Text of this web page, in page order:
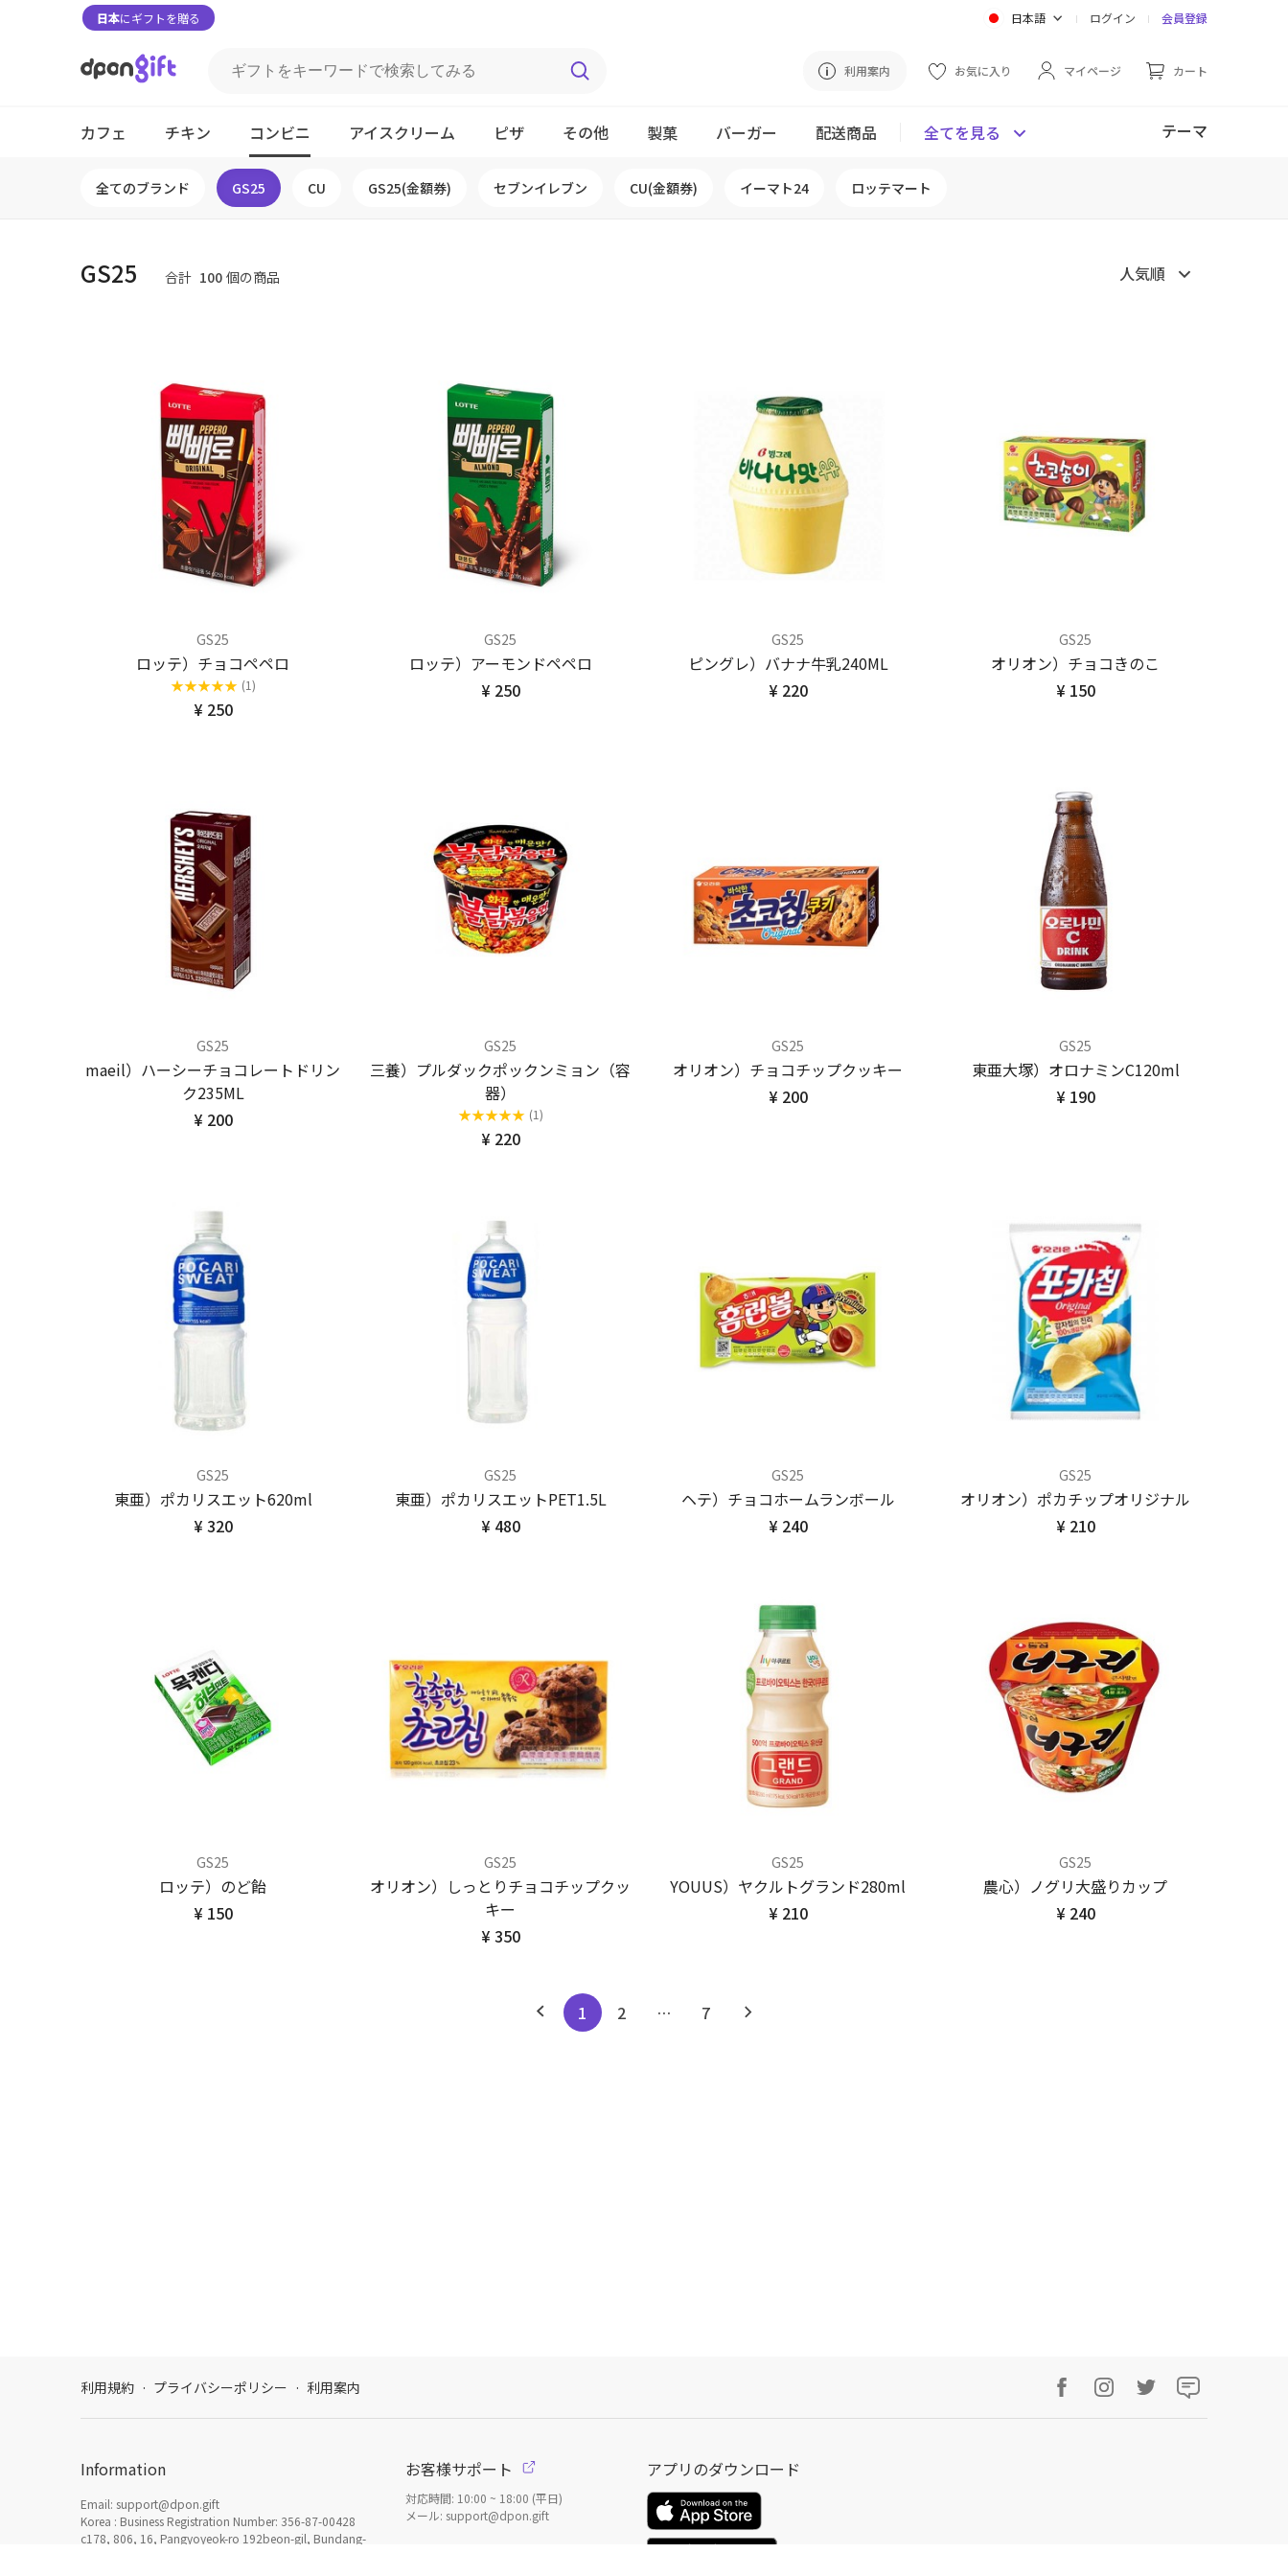
日本にギフトを贈る 日本語 ログイン 会員登録
利用案内 お気に入り マイページ カート
カフェ チキン コンビニ アイスクリーム ピザ その他 製菓 バーガー 配送商品 全てを見る テーマ
全てのブランド GS25 CU GS25(金額券) セブンイレブン CU(金額券) イーマト24 ロッテマート
GS25 合計 100 個の商品 人気順
GS25
ロッテ）チョコペペロ
★★★★★ (1)
¥ 250
GS25
ロッテ）アーモンドペペロ
¥ 250
GS25
ピングレ）バナナ牛乳240ML
¥ 220
GS25
オリオン）チョコきのこ
¥ 150
GS25
maeil）ハーシーチョコレートドリン
ク235ML
¥ 200
GS25
三養）プルダックポックンミョン（容
器）
★★★★★ (1)
¥ 220
GS25
オリオン）チョコチップクッキー
¥ 200
GS25
東亜大塚）オロナミンC120ml
¥ 190
GS25
東亜）ポカリスエット620ml
¥ 320
GS25
東亜）ポカリスエットPET1.5L
¥ 480
GS25
ヘテ）チョコホームランボール
¥ 240
GS25
オリオン）ポカチップオリジナル
¥ 210
GS25
ロッテ）のど飴
¥ 150
GS25
オリオン）しっとりチョコチップクッ
キー
¥ 350
GS25
YOUUS）ヤクルトグランド280ml
¥ 210
GS25
農心）ノグリ大盛りカップ
¥ 240
1 2 … 7
利用規約 · プライバシーポリシー · 利用案内
Information
Email: support@dpon.gift
Korea : Business Registration Number: 356-87-00428
c178, 806, 16, Pangyoyeok-ro 192beon-gil, Bundang-
お客様サポート
対応時間: 10:00 ~ 18:00 (平日)
メール: support@dpon.gift
アプリのダウンロード